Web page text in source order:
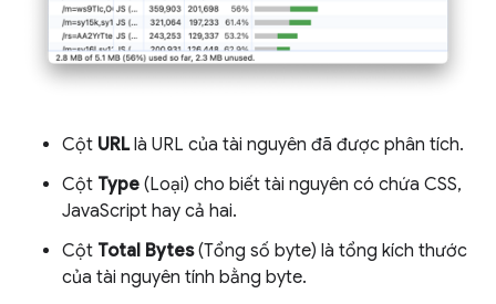
Cột URLlà URL của tài nguyên đã được phân tích.
Cột Type (Loại) cho biết tài nguyên có chứa CSS,
JavaScript hay cả hai.
Cột Total Bytes(Tổng số byte) là tổng kích thước
của tài nguyên tính bằng byte.